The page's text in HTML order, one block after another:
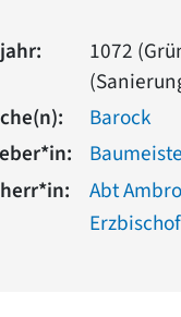
1072
Barock
Abt